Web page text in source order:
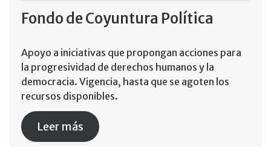
Fondo de Coyuntura Política
Apoyo a iniciativas que propongan acciones para
la progresividad de derechos humanos y la
democracia. Vigencia, hasta que se agoten los
recursos disponibles.
Leer más